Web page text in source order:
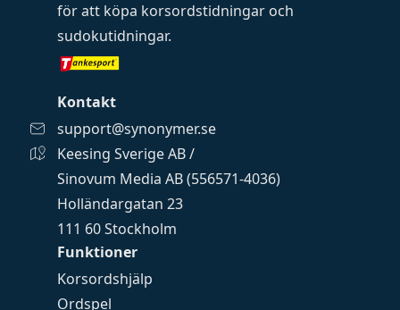
Funktioner
Korsordshjälp
Ordspel
för att köpa korsordstidningar och
sudokutidningar.
Kontakt
support@synonymer.se
Keesing Sverige AB /
Sinovum Media AB (556571-4036)
Holländargatan 23
111 60 Stockholm